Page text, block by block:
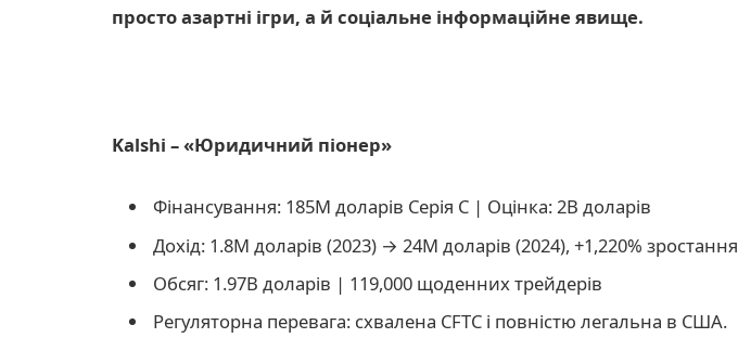
просто азартні ігри, а й соціальне інформаційне явище.
Kalshi – «Юридичний піонер»
Фінансування: 185M доларів Серія C | Оцінка: 2B доларів
Дохід: 1.8M доларів (2023) → 24M доларів (2024), +1,220% зростання
Обсяг: 1.97B доларів | 119,000 щоденних трейдерів
Регуляторна перевага: схвалена CFTC і повністю легальна в США.